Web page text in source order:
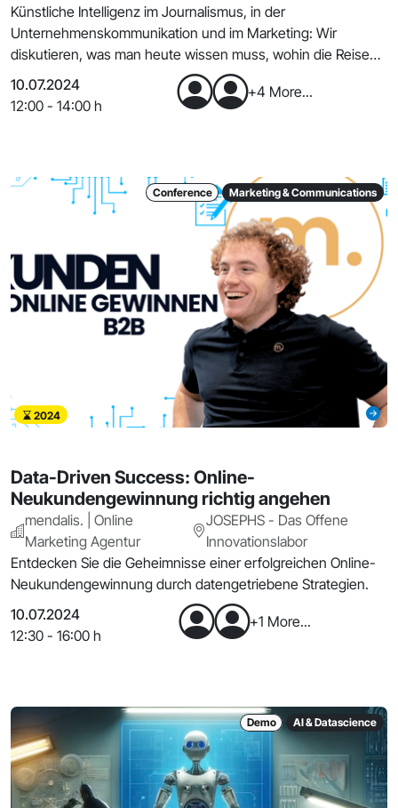
Künstliche Intelligenz im Journalismus, in der
Unternehmenskommunikation und im Marketing: Wir
diskutieren, was man heute wissen muss, wohin die Reise
geht und
10.07.2024
12:00 - 14:00 h
+4 More...
Conference Marketing & Communications
2024
Data-Driven Success: Online-
Neukundengewinnung richtig angehen
mendalis. | Online
Marketing Agentur
JOSEPHS - Das Offene
Innovationslabor
Entdecken Sie die Geheimnisse einer erfolgreichen Online-
Neukundengewinnung durch datengetriebene Strategien.
10.07.2024
12:30 - 16:00 h
+1 More...
Demo AI & Datascience